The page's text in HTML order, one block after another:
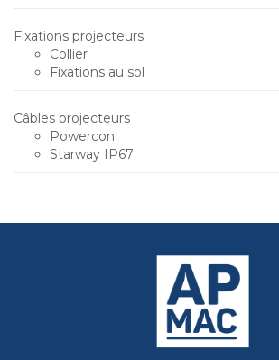
Fixations projecteurs
Collier
Fixations au sol
Câbles projecteurs
Powercon
Starway IP67